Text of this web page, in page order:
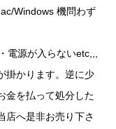
Windows 機問わず
源が入らないetc,,,
掛かります。逆に少
金を払って処分した
店へ是非お売り下さ